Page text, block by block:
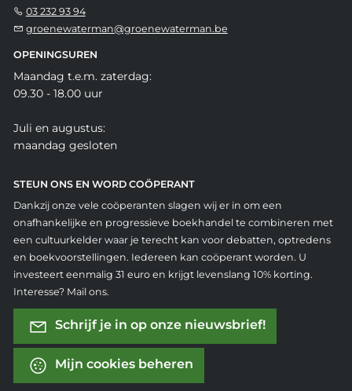
03 232 93 94
groenewaterman@groenewaterman.be
OPENINGSUREN
Maandag t.e.m. zaterdag:
09.30 - 18.00 uur
Juli en augustus:
maandag gesloten
STEUN ONS EN WORD COÖPERANT
Dankzij onze vele coöperanten slagen wij er in om een
onafhankelijke en progressieve boekhandel te combineren met
een cultuurkelder waar je terecht kan voor debatten, optredens
en boekvoorstellingen. Iedereen kan coöperant worden. U
investeert eenmalig 31 euro en krijgt levenslang 10% korting.
Interesse? Mail ons.
Schrijf je in op onze nieuwsbrief!
Mijn cookies beheren